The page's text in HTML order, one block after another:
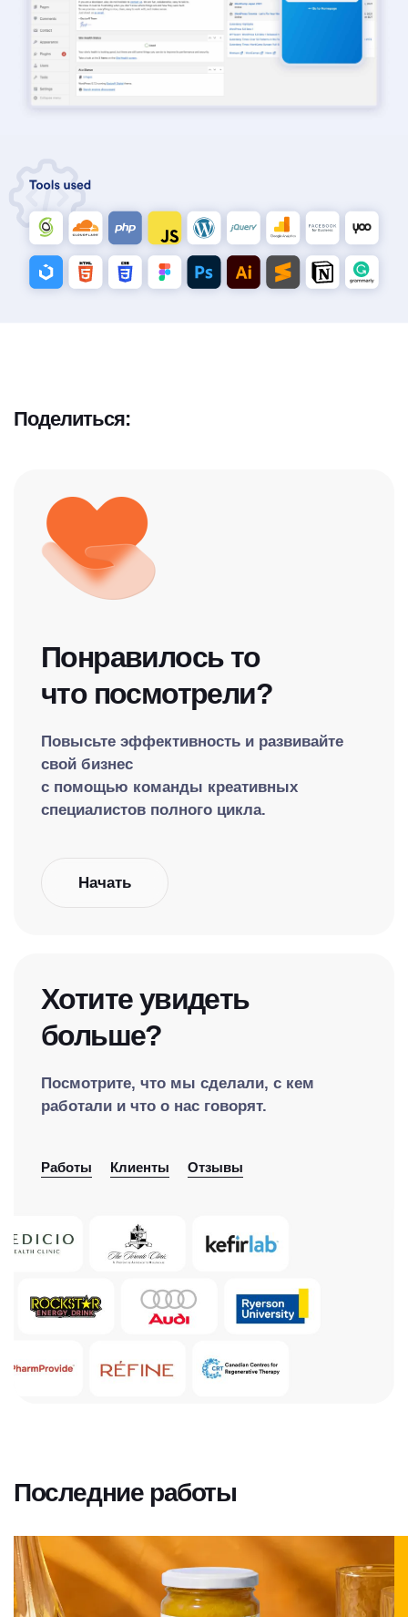
Поделиться:
Понравилось то
что посмотрели?
Повысьте эффективность и развивайте
свой бизнес
с помощью команды креативных
специалистов полного цикла.
Начать
Хотите увидеть
больше?
Посмотрите, что мы сделали, с кем
работали и что о нас говорят.
Работы Клиенты Отзывы
Последние работы